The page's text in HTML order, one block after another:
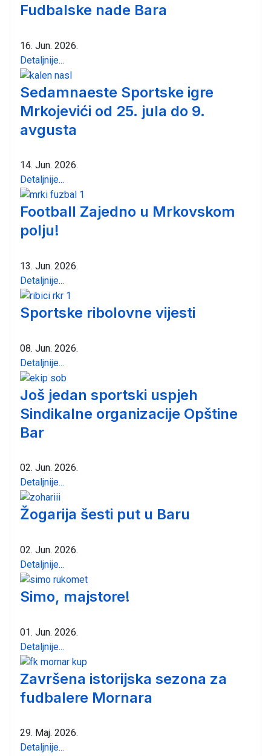
Fudbalske nade Bara
16. Jun. 2026.
Detaljnije...
Sedamnaeste Sportske igre
Mrkojevići od 25. jula do 9.
avgusta
14. Jun. 2026.
Detaljnije...
Football Zajedno u Mrkovskom
polju!
13. Jun. 2026.
Detaljnije...
Sportske ribolovne vijesti
08. Jun. 2026.
Detaljnije...
Još jedan sportski uspjeh
Sindikalne organizacije Opštine
Bar
02. Jun. 2026.
Detaljnije...
Žogarija šesti put u Baru
02. Jun. 2026.
Detaljnije...
Simo, majstore!
01. Jun. 2026.
Detaljnije...
Završena istorijska sezona za
fudbalere Mornara
29. Maj. 2026.
Detaljnije...